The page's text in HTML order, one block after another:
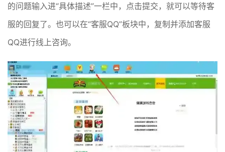
的问题输入进“具体描述”一栏中，点击提交，就可以等待客
服的回复了。也可以在“客服QQ”板块中，复制并添加客服
QQ进行线上咨询。